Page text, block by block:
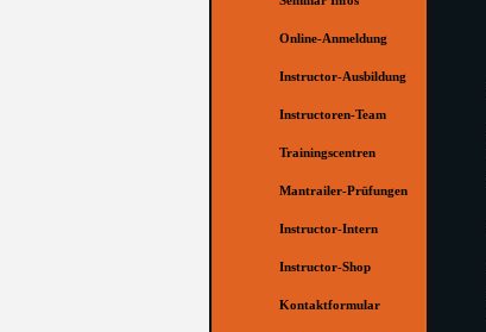
Online-Anmeldung
Instructor-Ausbildung
Instructoren-Team
Trainingscentren
Mantrailer-Prüfungen
Instructor-Intern
Instructor-Shop
Kontaktformular